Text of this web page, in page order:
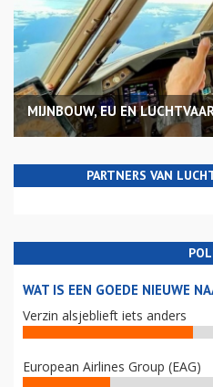
MIJNBOUW, EU EN
PARTNERS VAN
WAT IS EEN GOEDE NIEUWE
Verzin alsjeblieft iets anders
European Airlines Group (EAG)